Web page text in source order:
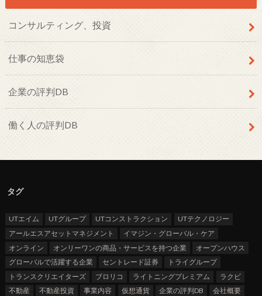
コンサルティング、投資
仕事の知恵袋
企業の評判DB
働く人の評判DB
タグ
UTエイム UTグループ UTコンストラクション
UTテクノロジー
アールエスアセットマネジメント
イマジン・グローバル・ケア
オンライン
オンリーワンの商品・サービスを持つ企業
オープンハウス
グローバルで活躍する企業
セントレード証券
トライグループ
トランスクリエイターズ
ブロリコ ライトニングプレミアム
ラクビ
不動産
不動産投資 事業内容 仮想通貨 企業の評判DB
会社概要